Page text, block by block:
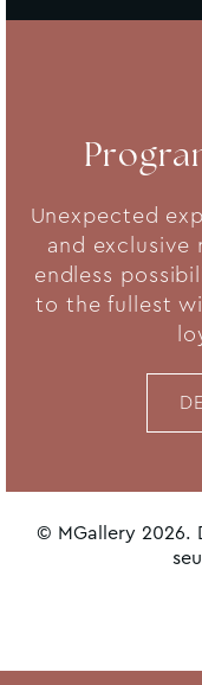
Unexpected
and
endless
to the fullest
© MGallery 2026.